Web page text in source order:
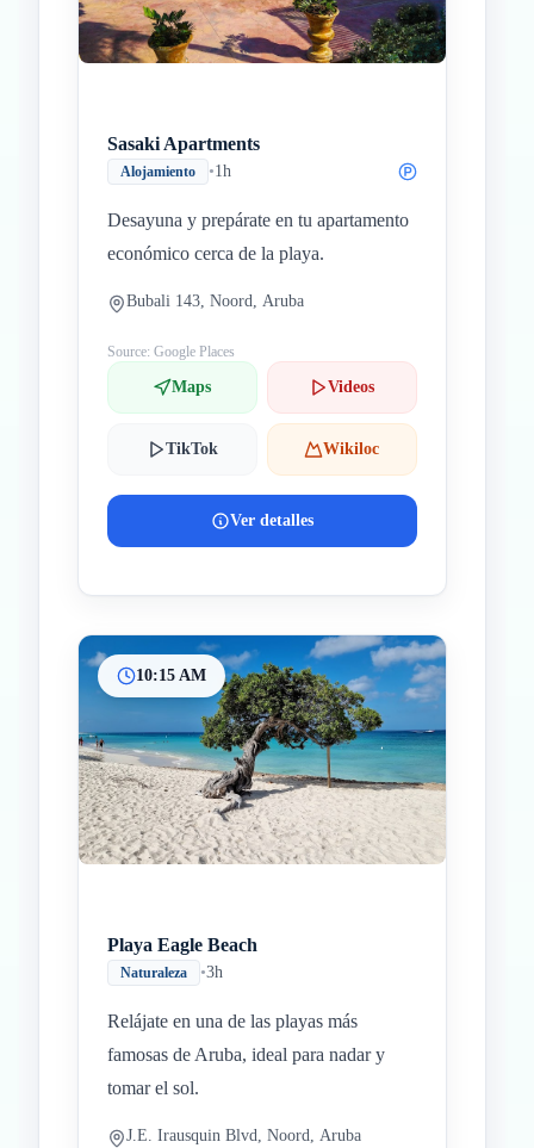
Sasaki Apartments
Alojamiento •1h
Desayuna y prepárate en tu apartamento
económico cerca de la playa.
Bubali 143, Noord, Aruba
Source: Google Places
Maps Videos
TikTok Wikiloc
Ver detalles
10:15 AM
Playa Eagle Beach
Naturaleza •3h
Relájate en una de las playas más
famosas de Aruba, ideal para nadar y
tomar el sol.
J.E. Irausquin Blvd, Noord, Aruba